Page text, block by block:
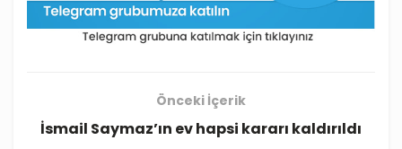
Önceki İçerik
İsmail Saymaz’ın ev hapsi kararı kaldırıldı